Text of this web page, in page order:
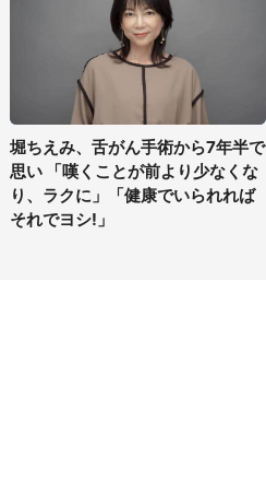
堀ちえみ、舌がん手術から7年半で
思い 「嘆くことが前より少なくな
り、ラクに」「健康でいられれば
それでヨシ!」